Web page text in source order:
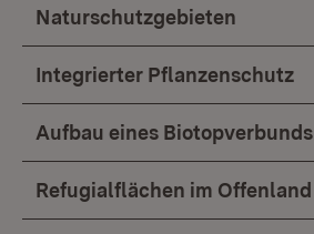
Naturschutzgebieten
Integrierter Pflanzenschutz
Aufbau eines
Refugialflächen im Offenland